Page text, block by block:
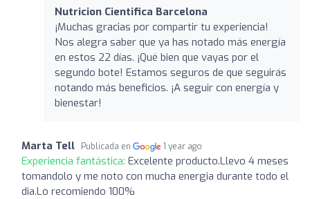
Nutricion Cientifica Barcelona
¡Muchas gracias por compartir tu experiencia!
Nos alegra saber que ya has notado más energía
en estos 22 días. ¡Qué bien que vayas por el
segundo bote! Estamos seguros de que seguirás
notando más beneficios. ¡A seguir con energía y
bienestar!
Marta Tell Publicada en 1 year ago
Experiencia fantástica: Excelente producto.Llevo 4 meses
tomandolo y me noto con mucha energia durante todo el
dia.Lo recomiendo 100%